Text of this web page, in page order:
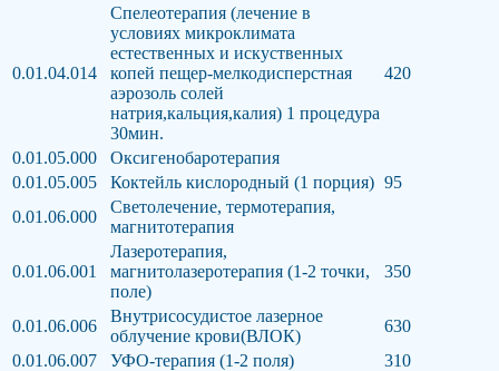
0.01.04.014
Спелеотерапия (лечение в
условиях микроклимата
естественных и искуственных
копей пещер-мелкодисперстная
аэрозоль солей
натрия,кальция,калия) 1 процедура
30мин.
420
0.01.05.000
Оксигенобаротерапия
0.01.05.005
Коктейль кислородный (1 порция) 95
0.01.06.000
Светолечение, термотерапия,
магнитотерапия
0.01.06.001
Лазеротерапия,
магнитолазеротерапия (1-2 точки,
поле)
350
0.01.06.006
Внутрисосудистое лазерное
облучение крови(ВЛОК)
630
0.01.06.007
УФО-терапия (1-2 поля)
310